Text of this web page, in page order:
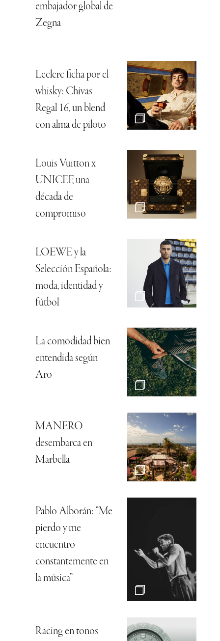
embajador global de
Zegna
Leclerc ficha por el
whisky: Chivas
Regal 16, un blend
con alma de piloto
Louis Vuitton x
UNICEF, una
década de
compromiso
LOEWE y la
Selección Española:
moda, identidad y
fútbol
La comodidad bien
entendida según
Aro
MANERO
desembarca en
Marbella
Pablo Alborán: “Me
pierdo y me
encuentro
constantemente en
la música”
Racing en tonos